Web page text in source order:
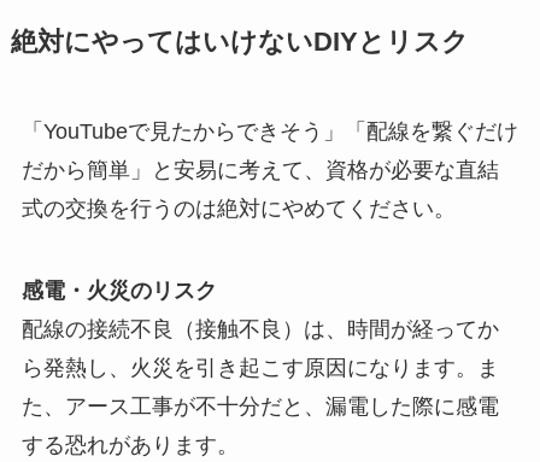
絶対にやってはいけないDIYとリスク
「YouTubeで見たからできそう」「配線を繋ぐだけ
だから簡単」と安易に考えて、資格が必要な直結
式の交換を行うのは絶対にやめてください。
感電・火災のリスク
配線の接続不良（接触不良）は、時間が経ってか
ら発熱し、火災を引き起こす原因になります。ま
た、アース工事が不十分だと、漏電した際に感電
する恐れがあります。